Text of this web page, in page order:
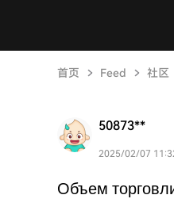
首页 Feed 社区
50873**
2025/02/07
Объем